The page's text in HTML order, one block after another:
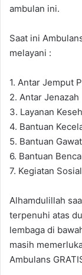
ambulan ini.
Saat ini
melayani :
1. Antar Jemput
2. Antar Jenazah
3. Layanan
4. Bantuan
5. Bantuan
6. Bantuan
7. Kegiatan
Alhamdulillah
terpenuhi atas
lembaga di
masih
Ambulans